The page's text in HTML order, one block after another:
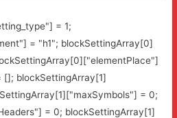
= 1;
= "h1"; blockSettingArray[0]
[]; blockSettingArray[1]
= 0;
= 0; blockSettingArray[1]